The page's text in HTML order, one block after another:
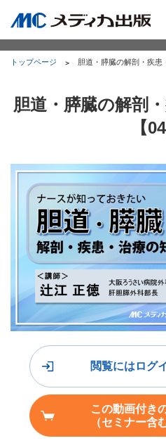
トップページ 胆道・膵臓の解剖・疾患
胆道・膵臓の解剖
【
閲覧にはログ
この動画付き
（セミナー含